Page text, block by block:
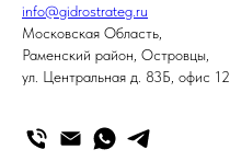
info@gidrostrateg.ru
Московская Область,
Раменский район, Островцы,
ул. Центральная д. 83Б, офис 12